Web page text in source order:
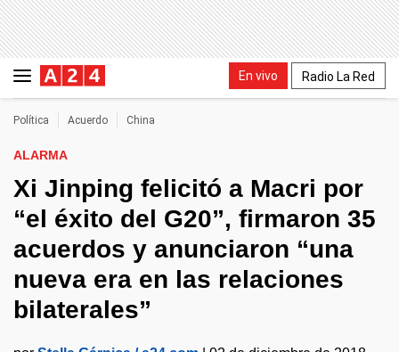
En vivo Radio La Red
Política Acuerdo China
ALARMA
Xi Jinping felicitó a Macri por
“el éxito del G20”, firmaron 35
acuerdos y anunciaron “una
nueva era en las relaciones
bilaterales”